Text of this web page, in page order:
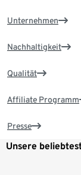
Unternehmen
Nachhaltigkeit
Qualität
Affiliate Programm
Presse
Unsere